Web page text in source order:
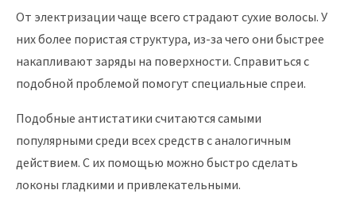
От электризации чаще всего страдают сухие волосы. У
них более пористая структура, из-за чего они быстрее
накапливают заряды на поверхности. Справиться с
подобной проблемой помогут специальные спреи.
Подобные антистатики считаются самыми
популярными среди всех средств с аналогичным
действием. С их помощью можно быстро сделать
локоны гладкими и привлекательными.